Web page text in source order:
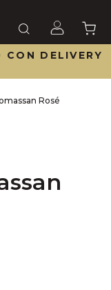
DELIVERY
Rosé